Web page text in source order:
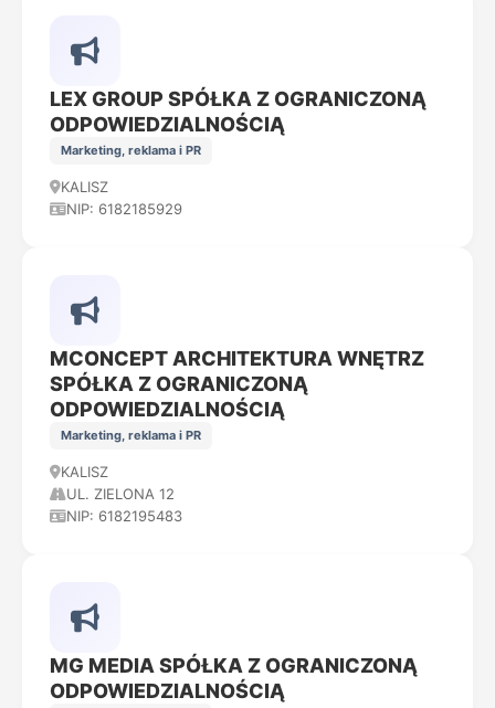
LEX GROUP SPÓŁKA Z OGRANICZONĄ
ODPOWIEDZIALNOŚCIĄ
Marketing, reklama i PR
KALISZ
NIP: 6182185929
MCONCEPT ARCHITEKTURA WNĘTRZ
SPÓŁKA Z OGRANICZONĄ
ODPOWIEDZIALNOŚCIĄ
Marketing, reklama i PR
KALISZ
UL. ZIELONA 12
NIP: 6182195483
MG MEDIA SPÓŁKA Z OGRANICZONĄ
ODPOWIEDZIALNOŚCIĄ